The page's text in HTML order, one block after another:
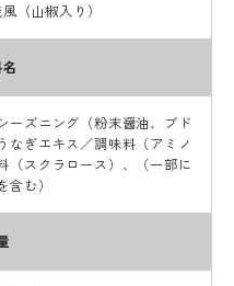
（山椒入り）
ーズニング（粉末醤油、ブド
なぎエキス／調味料（アミノ
（スクラロース）、（一部に
含む）